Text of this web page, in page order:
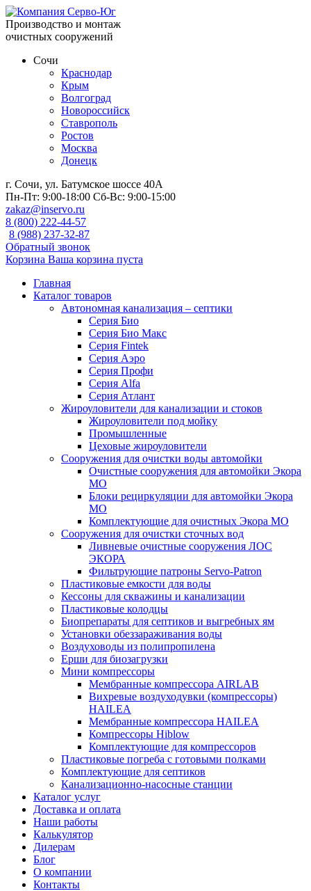
Производство и монтаж
очистных сооружений
Сочи
Краснодар
Крым
Волгоград
Новороссийск
Ставрополь
Ростов
Москва
Донецк
г. Сочи, ул. Батумское шоссе 40А
Пн-Пт: 9:00-18:00 Сб-Вс: 9:00-15:00
zakaz@inservo.ru
8 (800) 222-44-57
8 (988) 237-32-87
Обратный звонок
Корзина Ваша корзина пуста
Главная
Каталог товаров
Автономная канализация – септики
Серия Био
Серия Био Макс
Серия Fintek
Серия Аэро
Серия Профи
Серия Alfa
Серия Атлант
Жироуловители для канализации и стоков
Жироуловители под мойку
Промышленные
Цеховые жироуловители
Сооружения для очистки воды автомойки
Очистные сооружения для автомойки Экора
МО
Блоки рециркуляции для автомойки Экора
МО
Комплектующие для очистных Экора МО
Сооружения для очистки сточных вод
Ливневые очистные сооружения ЛОС
ЭКОРА
Фильтрующие патроны Servo-Patron
Пластиковые емкости для воды
Кессоны для скважины и канализации
Пластиковые колодцы
Биопрепараты для септиков и выгребных ям
Установки обеззараживания воды
Воздуховоды из полипропилена
Ерши для биозагрузки
Мини компрессоры
Мембранные компрессора AIRLAB
Вихревые воздуходувки (компрессоры)
HAILEA
Мембранные компрессора HAILEA
Компрессоры Hiblow
Комплектующие для компрессоров
Пластиковые погреба с готовыми полками
Комплектующие для септиков
Канализационно-насосные станции
Каталог услуг
Доставка и оплата
Наши работы
Калькулятор
Дилерам
Блог
О компании
Контакты